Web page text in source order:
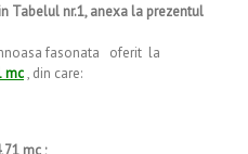
Tabelul nr.1, anexa la prezentul
fasonata oferit la
mc, din care:
mc ;